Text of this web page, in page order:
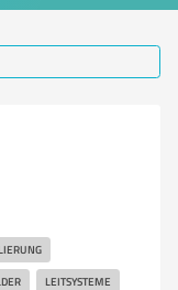
LEITSYSTEME